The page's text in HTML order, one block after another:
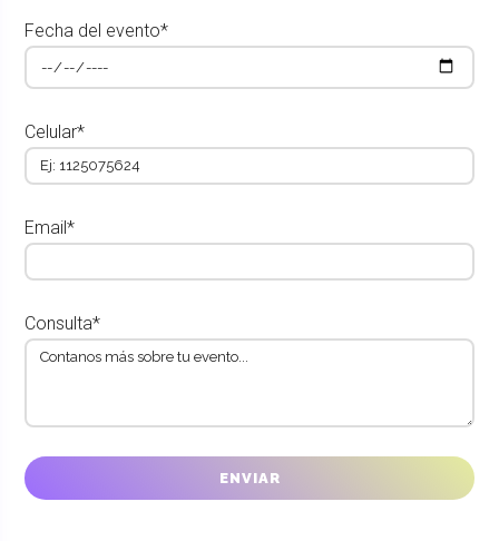
Fecha del evento*
Celular*
Email*
Consulta*